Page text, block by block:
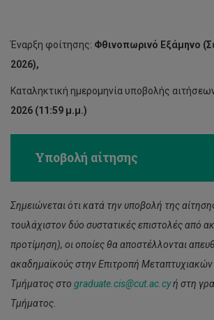
Έναρξη φοίτησης: Φθινοπωρινό Εξάμηνο
2026),
Καταληκτική ημερομηνία υποβολής
2026 (11:59 μ.μ.)
Υποβολή αίτησης
Σημειώνεται ότι κατά την υποβολή της
τουλάχιστον δύο συστατικές επιστολές από
προτίμηση), οι οποίες θα αποστέλλονται
ακαδημαϊκούς στην Επιτροπή
Τμήματος στο graduate.cis@cut.ac.cyή στη
Τμήματος.